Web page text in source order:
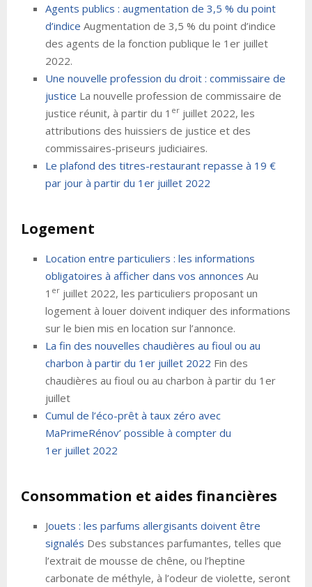
Agents publics : augmentation de 3,5 % du point
d’indice Augmentation de 3,5 % du point d’indice
des agents de la fonction publique le 1er juillet
2022.
Une nouvelle profession du droit : commissaire de
justice La nouvelle profession de commissaire de
justice réunit, à partir du 1 er juillet 2022, les
attributions des huissiers de justice et des
commissaires-priseurs judiciaires.
Le plafond des titres-restaurant repasse à 19 €
par jour à partir du 1er juillet 2022
Logement
Location entre particuliers : les informations
obligatoires à afficher dans vos annonces Au
1 er juillet 2022, les particuliers proposant un
logement à louer doivent indiquer des informations
sur le bien mis en location sur l’annonce.
La fin des nouvelles chaudières au fioul ou au
charbon à partir du 1er juillet 2022 Fin des
chaudières au fioul ou au charbon à partir du 1er
juillet
Cumul de l’éco-prêt à taux zéro avec
MaPrimeRénov’ possible à compter du
1er juillet 2022
Consommation et aides financières
Jouets : les parfums allergisants doivent être
signalés Des substances parfumantes, telles que
l’extrait de mousse de chêne, ou l’heptine
carbonate de méthyle, à l’odeur de violette, seront